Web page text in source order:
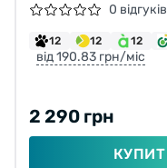
0 відгуків
12 12 12
від 190.83 грн/міс
2 290 грн